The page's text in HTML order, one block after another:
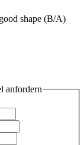
shape (B/A)
anfordern